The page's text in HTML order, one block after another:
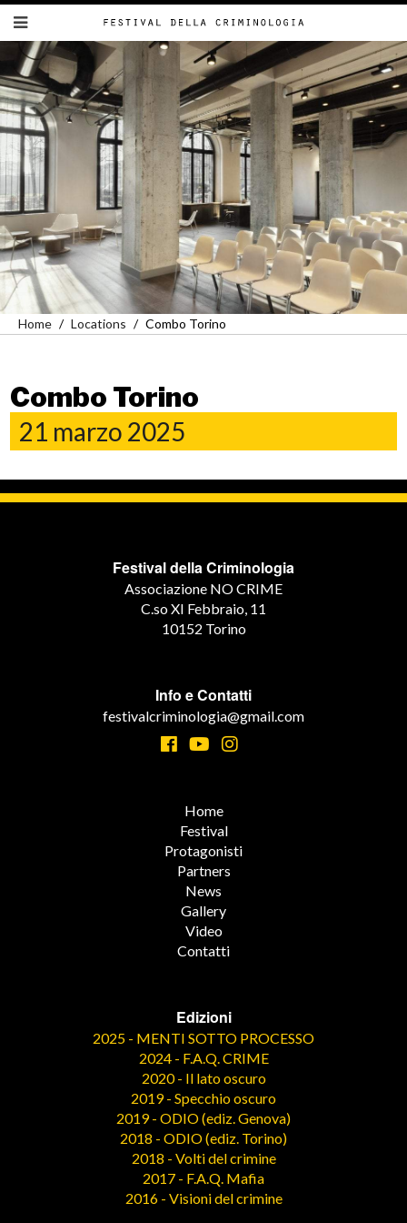
Home Locations Combo Torino
Combo Torino
21 marzo 2025
Festival della Criminologia
Associazione NO CRIME
C.so XI Febbraio, 11
10152 Torino
Info e Contatti
festivalcriminologia@gmail.com
Home
Festival
Protagonisti
Partners
News
Gallery
Video
Contatti
Edizioni
2025 - MENTI SOTTO PROCESSO
2024 - F.A.Q. CRIME
2020 - Il lato oscuro
2019 - Specchio oscuro
2019 - ODIO (ediz. Genova)
2018 - ODIO (ediz. Torino)
2018 - Volti del crimine
2017 - F.A.Q. Mafia
2016 - Visioni del crimine